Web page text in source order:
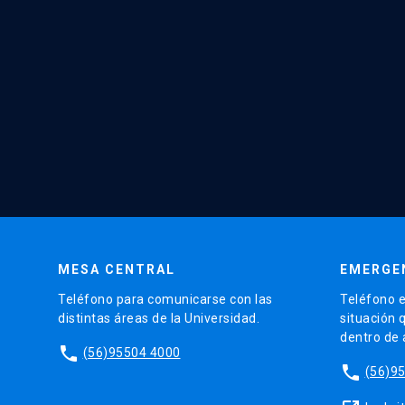
MESA CENTRAL
Teléfono para comunicarse con las
distintas áreas de la Universidad.
phone (56)95504 4000
Teléfono
situación
dentro de
phone